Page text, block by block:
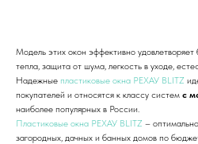
Модель этих окон эффективно
тепла, защита от шума, легкость в уходе,
Надежные пластиковые окна РЕХАУ BLITZ
покупателей и относятся к классу систем с
наиболее популярных в России.
Пластиковые окна РЕХАУ BLITZ –
загородных, дачных и банных домов по